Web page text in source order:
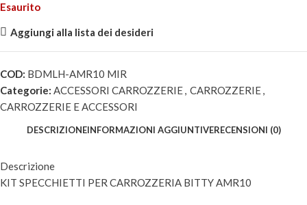
Esaurito
Aggiungi alla lista dei desideri
COD: BDMLH-AMR10 MIR
Categorie: ACCESSORI CARROZZERIE, CARROZZERIE,
CARROZZERIE E ACCESSORI
DESCRIZIONEINFORMAZIONI AGGIUNTIVERECENSIONI (0)
Descrizione
KIT SPECCHIETTI PER CARROZZERIA BITTY AMR10